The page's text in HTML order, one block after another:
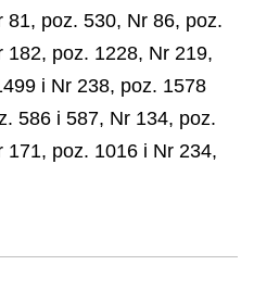
81, poz. 530, Nr 86, poz.
poz. 1228, Nr 219,
i Nr 238, poz. 1578
586 i 587, Nr 134, poz.
171, poz. 1016 i Nr 234,